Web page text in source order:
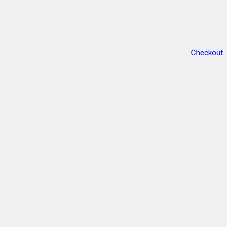
Checkout